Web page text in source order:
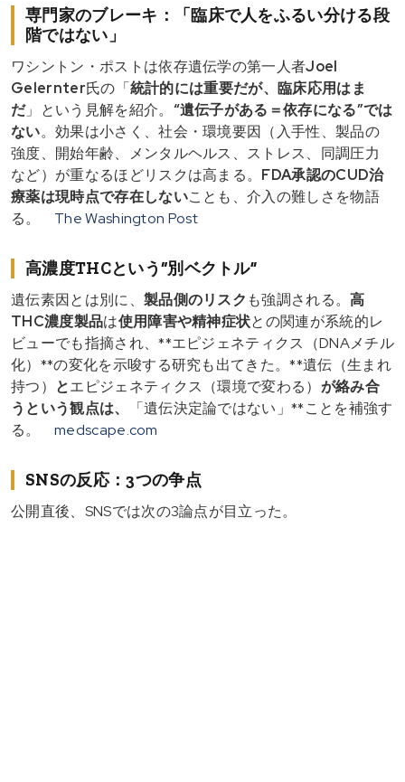
専門家のブレーキ：「臨床で人をふるい分ける段
階ではない」
ワシントン・ポストは依存遺伝学の第一人者Joel
Gelernter氏の「統計的には重要だが、臨床応用はま
だ」という見解を紹介。 “遺伝子がある＝依存になる”では
ない。効果は小さく、社会・環境要因（入手性、製品の
強度、開始年齢、メンタルヘルス、ストレス、同調圧力
など）が重なるほどリスクは高まる。 FDA承認のCUD治
療薬は現時点で存在しないことも、介入の難しさを物語
る。
The Washington Post
高濃度THCという“別ベクトル”
遺伝素因とは別に、 製品側のリスク も強調される。高
THC濃度製品は使用障害や精神症状との関連が系統的レ
ビューでも指摘され、**エピジェネティクス（DNAメチル
化）**の変化を示唆する研究も出てきた。**遺伝（生まれ
持つ） とエピジェネティクス（環境で変わる） が絡み合
うという観点は、
「遺伝決定論ではない」**ことを補強す
る。
medscape.com
SNSの反応：3つの争点
公開直後、SNSでは次の3論点が目立った。